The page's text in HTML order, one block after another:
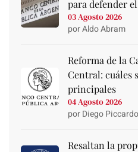
para defender
03 Agosto 2026
por Aldo Abram
Reforma de la
Central: cuáles
principales
04 Agosto 2026
por Diego Piccardo
Resaltan la